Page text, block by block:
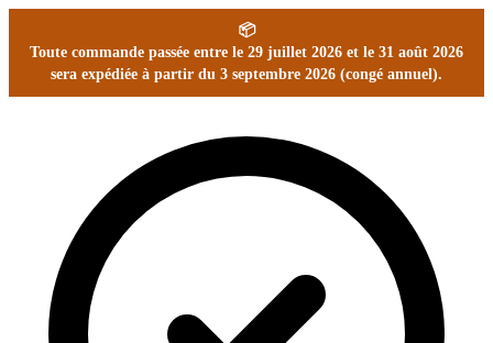
📦
Toute commande passée entre le 29 juillet 2026 et le 31 août 2026
sera expédiée à partir du 3 septembre 2026 (congé annuel).